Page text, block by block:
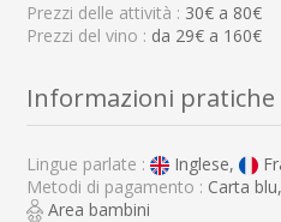
Prezzi delle attività : 30€ a 80€
Prezzi del vino : da 29€ a 160€
Informazioni pratiche
Lingue parlate : Inglese,
Metodi di pagamento : Carta
Area bambini